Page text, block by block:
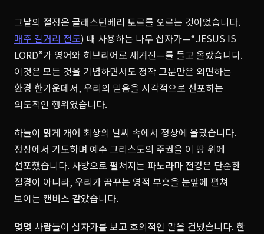
그날의 절정은 글래스턴베리 토르를 오르는 것이었습니다.
매주 길거리 전도) 때 사용하는 나무 십자가—“JESUS IS
LORD”가 영어와 히브리어로 새겨진—를 들고 올랐습니다.
이것은 모든 것을 기념하면서도 정작 그분만은 외면하는
환경 한가운데서, 우리의 믿음을 시각적으로 선포하는
의도적인 행위였습니다.
하늘이 맑게 개어 최상의 날씨 속에서 정상에 올랐습니다.
정상에서 기도하며 예수 그리스도의 주권을 이 땅 위에
선포했습니다. 사방으로 펼쳐지는 파노라마 전경은 단순한
절경이 아니라, 우리가 꿈꾸는 영적 부흥을 눈앞에 펼쳐
보이는 캔버스 같았습니다.
몇몇 사람들이 십자가를 보고 호의적인 말을 건넸습니다. 한